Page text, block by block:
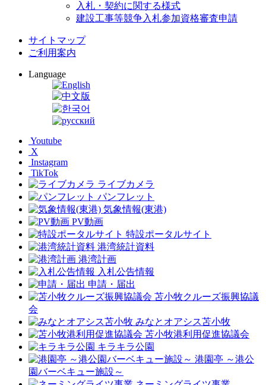
入札・契約に関する様式
建設工事等競争入札参加資格審査申請
サイトマップ
ご利用案内
Language
Youtube
X
Instagram
TikTok
ライブカメラ
パンフレット
気象情報(東港)
PV動画
特設ポータルサイト
港湾統計資料
港湾計画
入札公告情報
申請・届出
苫小牧クルーズ振興協議
会
みなとオアシス苫小牧
苫小牧港利用促進協議会
キラキラ公園
港園亭 ～港公
園バーベキュー施設～